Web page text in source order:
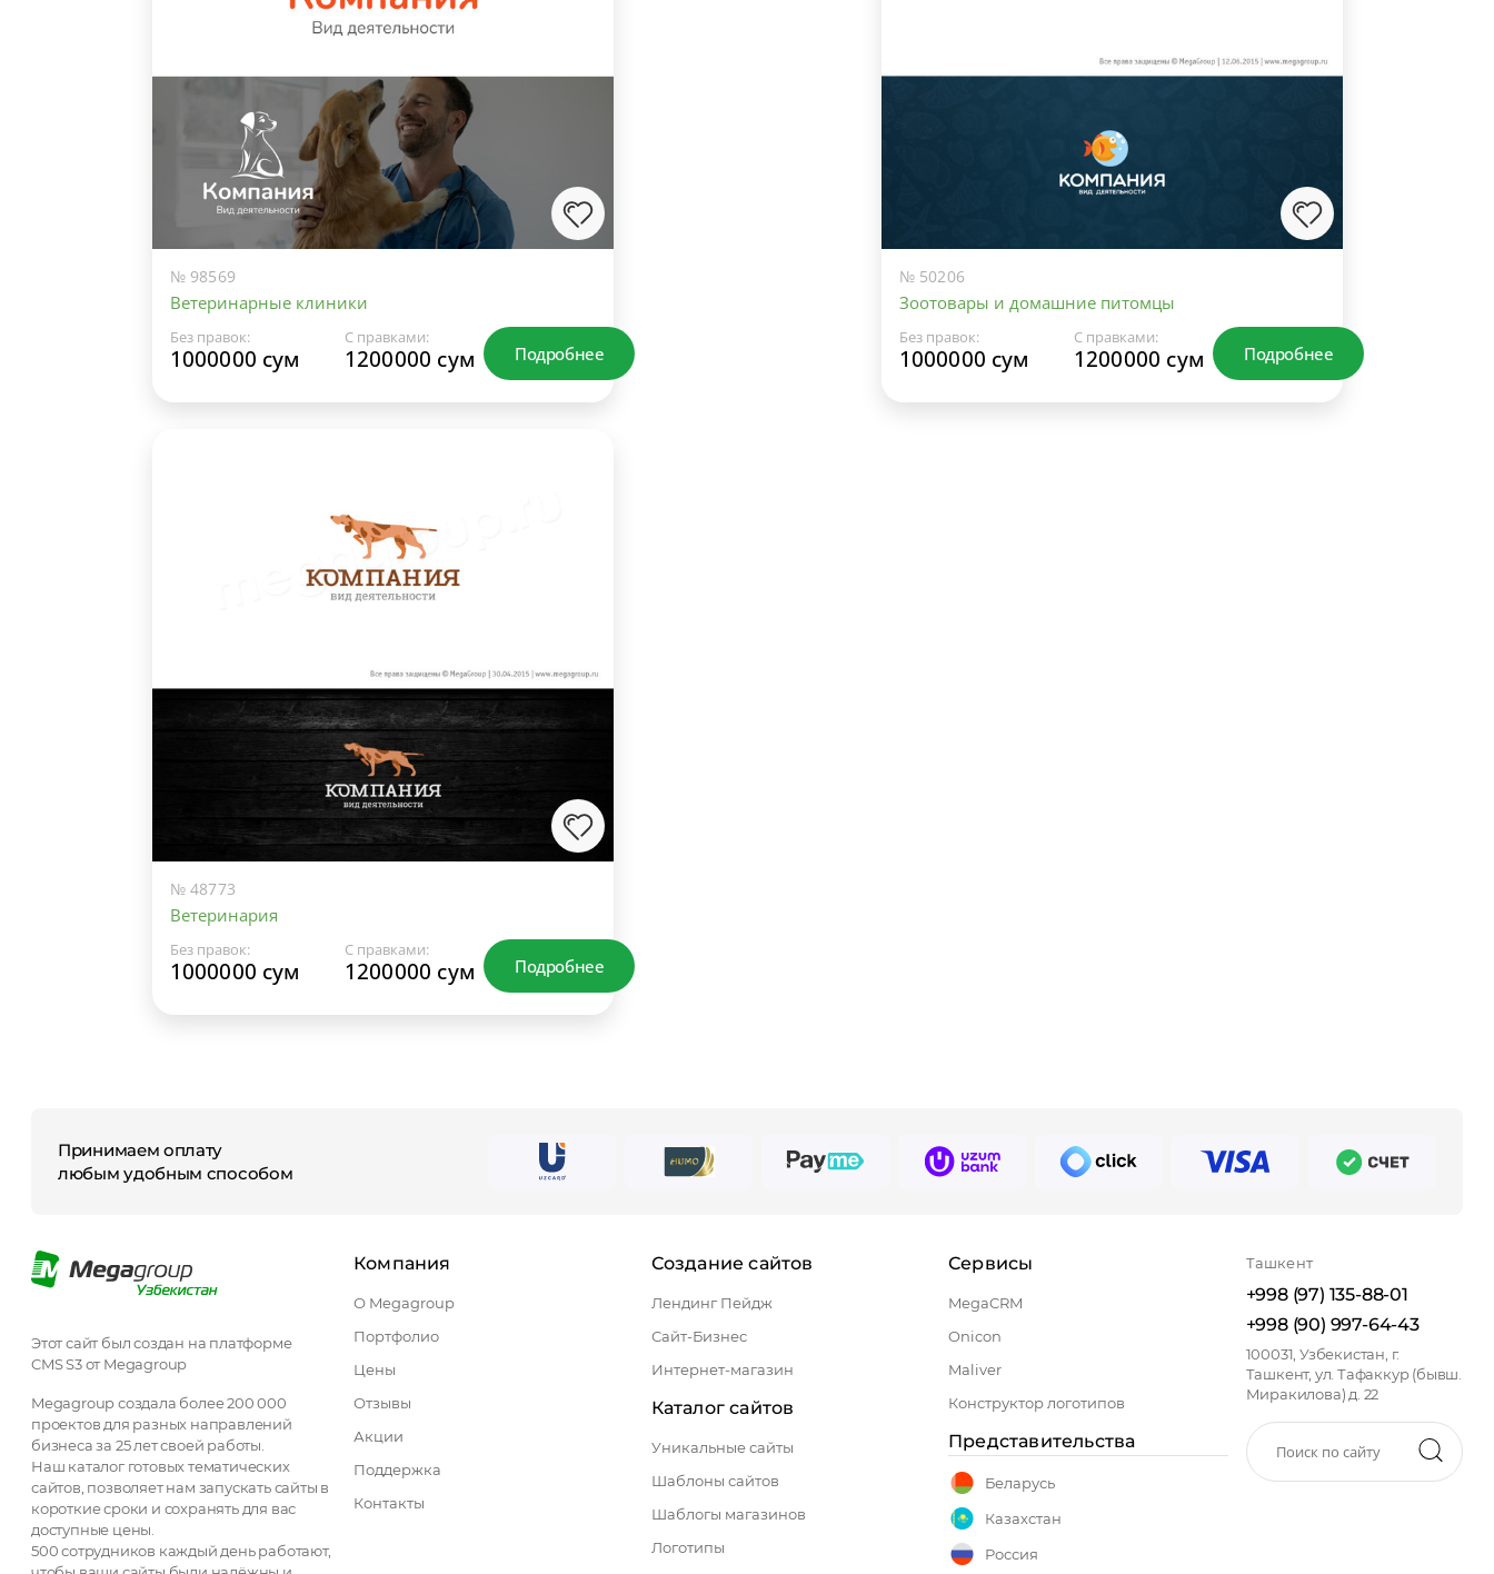
№ 98569
Ветеринарные клиники
Без правок:
1000000 сум
С правками:
1200000 сум Подробнее
№ 50206
Зоотовары и домашние питомцы
Без правок:
1000000 сум
С правками:
1200000 сум Подробнее
№ 48773
Ветеринария
Без правок:
1000000 сум
С правками:
1200000 сум Подробнее
Принимаем оплату
любым удобным способом
Megagroup создала более 200 000
проектов для разных направлений
бизнеса за 25 лет своей работы.
Наш каталог готовых тематических
сайтов, позволяет нам запускать сайты в
короткие сроки и сохранять для вас
доступные цены.
500 сотрудников каждый день работают,
Этот сайт был создан на платформе
CMS S3 от Megagroup
Компания
О Megagroup
Портфолио
Цены
Отзывы
Акции
Поддержка
Контакты
Создание сайтов
Лендинг Пейдж
Сайт-Бизнес
Интернет-магазин
Каталог сайтов
Уникальные сайты
Шаблоны сайтов
Шаблогы магазинов
Логотипы
Сервисы
MegaCRM
Onicon
Maliver
Конструктор логотипов
Представительства
Беларусь
Казахстан
Россия
Ташкент
+998 (97) 135-88-01
+998 (90) 997-64-43
100031, Узбекистан, г.
Ташкент, ул. Тафаккур (бывш.
Миракилова) д. 22